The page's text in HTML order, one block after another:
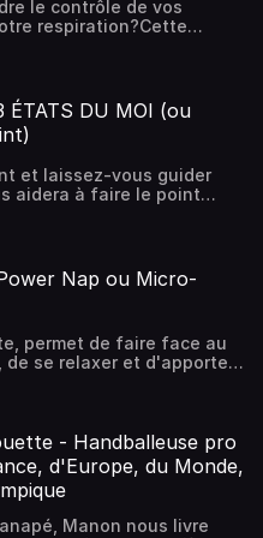
pour plus
le contrôle de vos
respiration?Cette
cet épisode, nous
la respiration
Cela aidera le
respiration naturelle
ainsi l'apport en
pour améliorer
de jouer!Hébergé par
de-confidentialite pour
ÉTATS DU MOI (ou
et laissez-vous guider
aidera à faire le point
lucide et
N'hésitez- pas à vous
Visitez
pour plus
Nap ou Micro-
permet de faire face au
de se relaxer et d'apporter
Il ne s’agit pas de
se reposer et de
au sommeil léger, un état
à une sieste
se fera sans
aire de repos, la
votre journée.Une micro-
- Handballeuse pro
d'Europe, du Monde,
Manon nous livre